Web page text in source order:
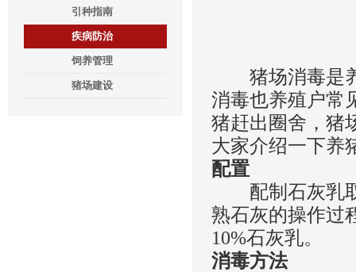
引种指南
疾病防治
饲养管理
猪场建设
猪场消毒是养
消毒也养殖户常
猪赶出圈舍，猪
大家介绍一下养
配置
配制石灰乳取
熟石灰的操作过
10%石灰乳。
消毒方法